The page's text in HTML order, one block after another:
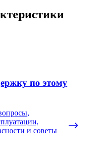
по этому
и советы